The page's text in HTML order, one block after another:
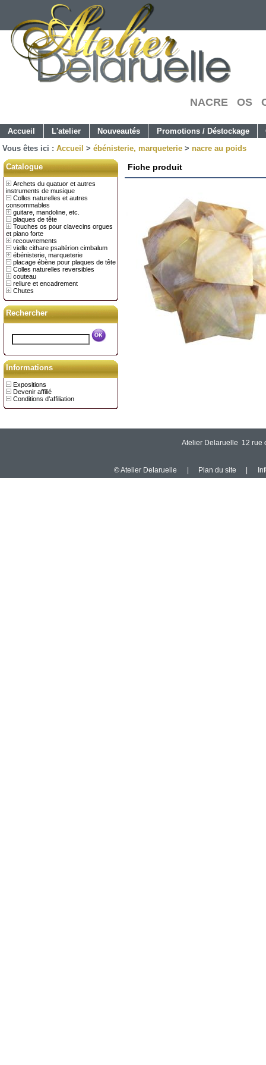
NACRE OS
Accueil L'atelier Nouveautés Promotions / Déstockage
Vous êtes ici : Accueil > ébénisterie, marqueterie > nacre au poids
Catalogue
Archets du quatuor et autres
instruments de musique
Colles naturelles et autres
consommables
guitare, mandoline, etc.
plaques de tête
Touches os pour clavecins orgues
et piano forte
recouvrements
vielle cithare psaltérion cimbalum
ébénisterie, marqueterie
placage ébène pour plaques de tête
Colles naturelles reversibles
couteau
reliure et encadrement
Chutes
Rechercher
Informations
Expositions
Devenir affilié
Conditions d’affiliation
Fiche produit
Atelier Delaruelle 12 rue
© Atelier Delaruelle Plan du site